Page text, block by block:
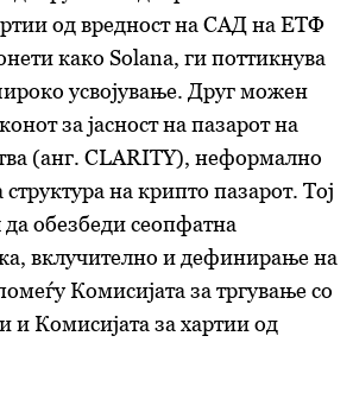
од вредност на САД на ЕТФ
како Solana, ги поттикнува
усвојување. Друг можен
за јасност на пазарот на
(анг. CLARITY), неформално
на крипто пазарот. Тој
обезбеди сеопфатна
вклучително и дефинирање на
Комисијата за тргување со
и Комисијата за хартии од